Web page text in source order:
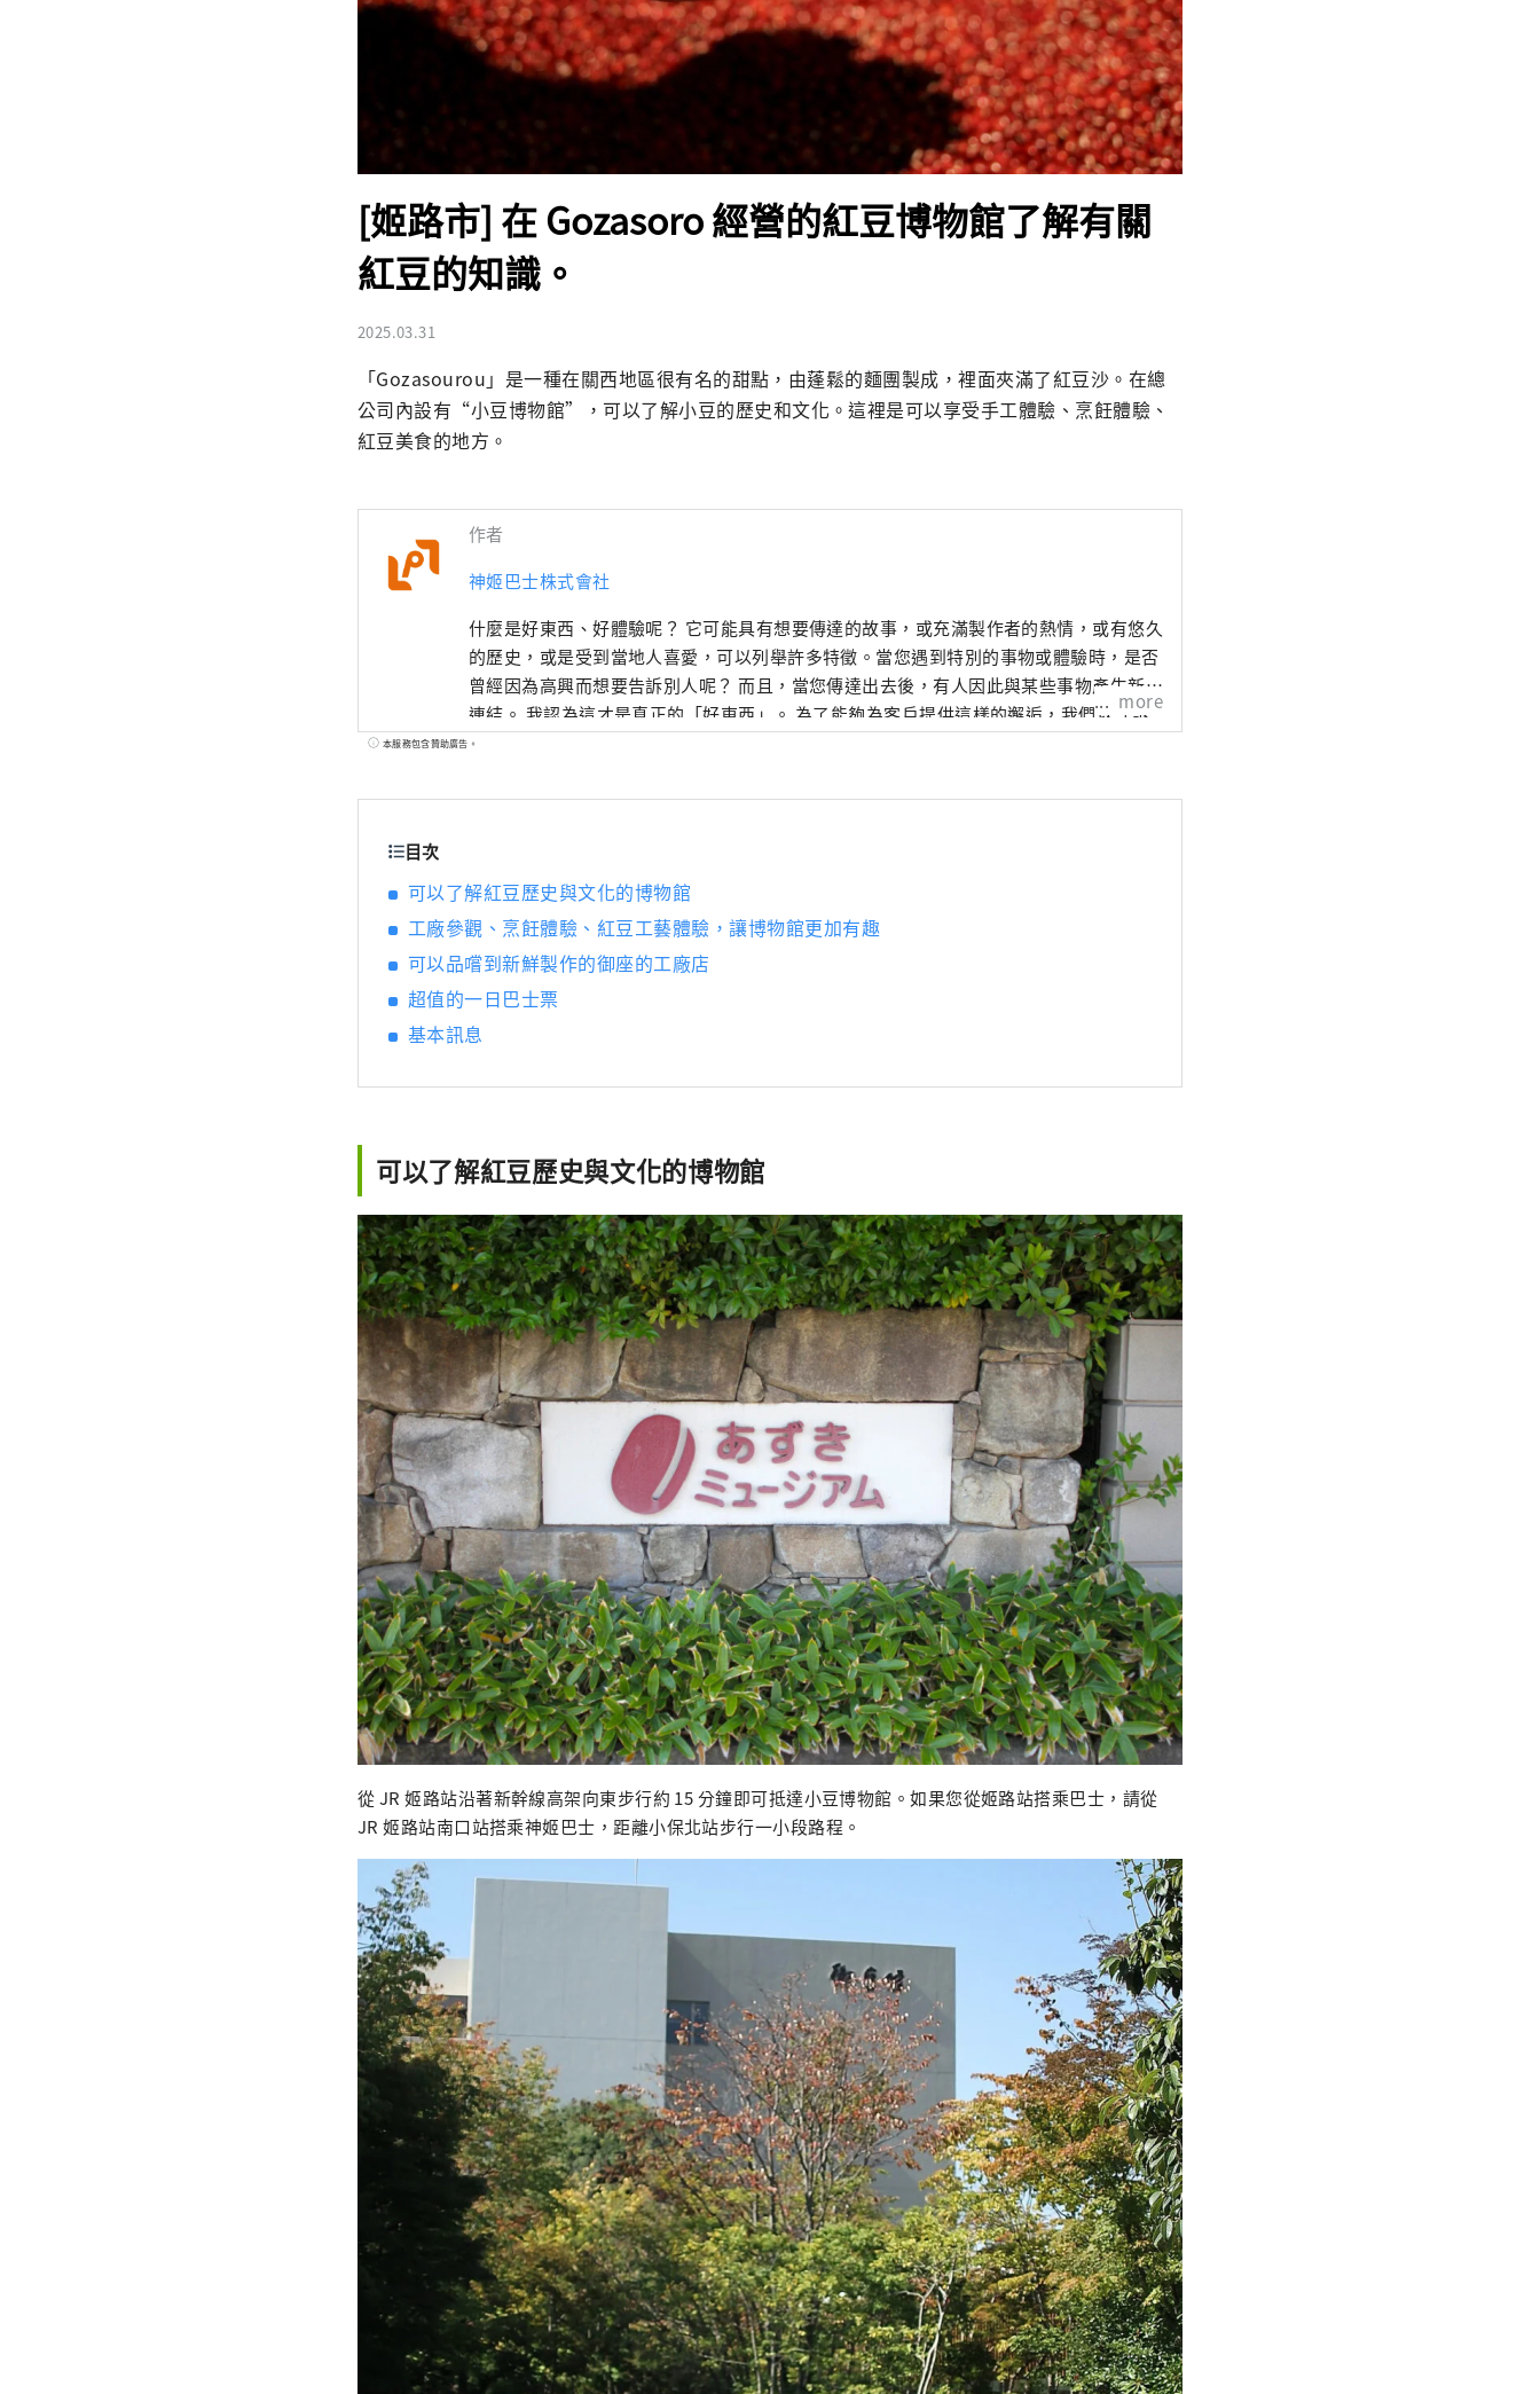
[姬路市] 在 Gozasoro 經營的紅豆博物館了解有關
紅豆的知識。
2025.03.31
「Gozasourou」是一種在關西地區很有名的甜點，由蓬鬆的麵團製成，裡面夾滿了紅豆沙。在總
公司內設有“小豆博物館”，可以了解小豆的歷史和文化。這裡是可以享受手工體驗、烹飪體驗、
紅豆美食的地方。
作者
神姬巴士株式會社
什麼是好東西、好體驗呢？ 它可能具有想要傳達的故事，或充滿製作者的熱情，或有悠久
的歷史，或是受到當地人喜愛，可以列舉許多特徵。當您遇到特別的事物或體驗時，是否
曾經因為高興而想要告訴別人呢？ 而且，當您傳達出去後，有人因此與某些事物產生新的
連結。 我認為這才是真正的「好東西」。 為了能夠為客戶提供這樣的邂逅，我們以「訴
說、傳達、連結」為理念，發掘兵庫的好東西，並發布能讓客戶與兵庫縣內地區的心靈距
more
本服務包含贊助廣告。
目次
可以了解紅豆歷史與文化的博物館
工廠參觀、烹飪體驗、紅豆工藝體驗，讓博物館更加有趣
可以品嚐到新鮮製作的御座的工廠店
超值的一日巴士票
基本訊息
可以了解紅豆歷史與文化的博物館
從 JR 姬路站沿著新幹線高架向東步行約 15 分鐘即可抵達小豆博物館。如果您從姬路站搭乘巴士，請從
JR 姬路站南口站搭乘神姬巴士，距離小保北站步行一小段路程。